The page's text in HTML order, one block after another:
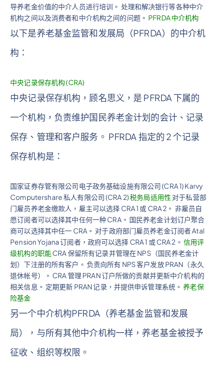
导养老金价值的中介人员进行培训。 处理和解决银行等各种中介
机构之间以及消费者和中介机构之间的问题。 PFRDA 中介机构
以下是养老基金监管和发展局（PFRDA）的中介机
构：
中央记录保存机构 (CRA)
中央记录保存机构，顾名思义，是 PFRDA 下属的
一个机构，负责维护国民养老金计划的会计、记录
保存、管理和客户服务。 PFRDA 指定的 2 个记录
保存机构是：
国家证券存管有限公司电子政务基础设施有限公司 (CRA 1) Karvy
Computershare 私人有限公司 (CRA 2)税务局适用性 对于私营部
门雇员养老金缴款人，雇主可以选择 CRA 1 或 CRA 2。 非雇员自
愿订阅者可以选择其中任何一种 CRA。 国民养老金计划订户聚合
商可以选择其中任一 CRA。 对于政府部门雇员养老金订阅者 Atal
Pension Yojana 订阅者，政府可以选择 CRA 1 或 CRA 2。 信用评
级机构的职能CRA 保留所有记录并管理在 NPS（国民养老金计
划）下注册的所有客户。 负责向所有 NPS 客户发放 PRAN（永久
退休帐号）。 CRA 管理 PRAN 订户所做的贡献并更新中介机构的
相关信息。 定期更新 PRAN 记录，并提供申诉管理系统。养老保
险基金
另一个中介机构PFRDA（养老基金监管和发展
局），与所有其他中介机构一样，养老基金被授予
征收、组织等权限。